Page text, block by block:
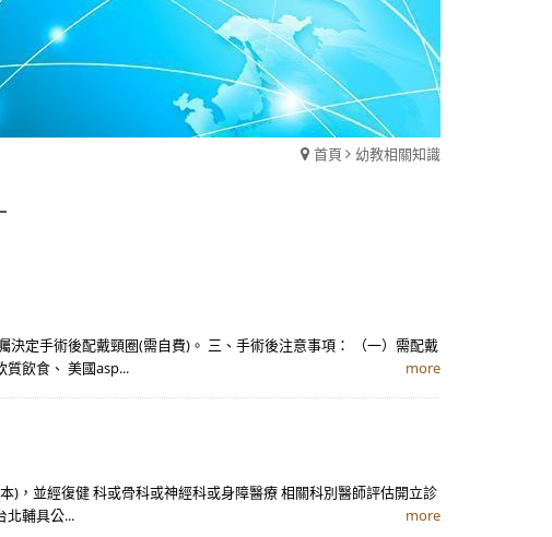
首頁 幼教相關知識
定手術後配戴頸圈(需自費)。 三、手術後注意事項： （一）需配戴
飲食、 美國asp...
more
)，並經復健 科或骨科或神經科或身障醫療 相關科別醫師評估開立診
北輔具公...
more